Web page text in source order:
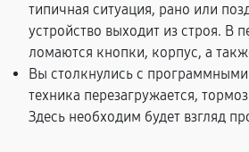
типичная ситуация, рано или
устройство выходит из строя. В
ломаются кнопки, корпус, а
Вы столкнулись с
техника перезагружается,
Здесь необходим будет взгляд